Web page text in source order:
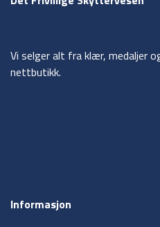
Vi selger alt fra klær, medaljer
nettbutikk.
Informasjon